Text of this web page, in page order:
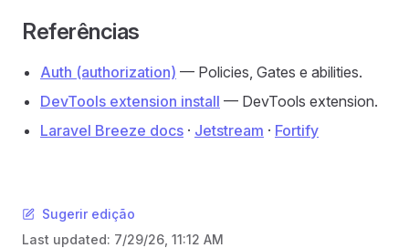
Referências
Auth (authorization) — Policies, Gates e abilities.
DevTools extension install — DevTools extension.
Laravel Breeze docs · Jetstream · Fortify
Sugerir edição
Last updated: 7/29/26, 11:12 AM